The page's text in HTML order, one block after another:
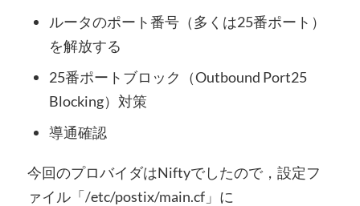
ルータのポート番号（多くは25番ポート）
を解放する
25番ポートブロック（Outbound Port25
Blocking）対策
導通確認
今回のプロバイダはNiftyでしたので，設定フ
ァイル「/etc/postix/main.cf」に